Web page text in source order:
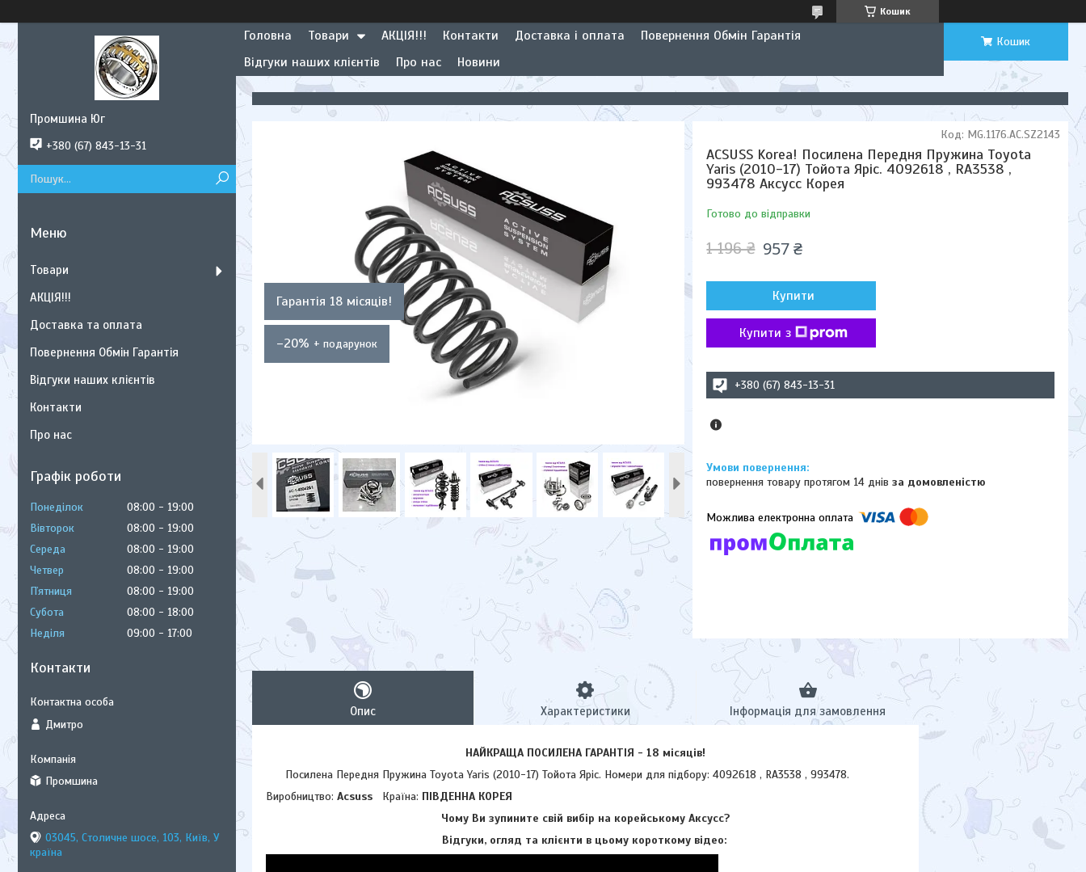
Кошик
Головна Товари АКЦІЯ!!! Контакти Доставка і оплата
Повернення Обмін Гарантія
Відгуки наших клієнтів
Про нас Новини
Кошик
Гарантія 18 місяців!
–20%
ACSUSS Korea! Посилена Передня Пружина Toyota
Yaris (2010-17) Тойота Яріс. 4092618 , RA3538 ,
993478 Аксусс Корея
Готово до відправки
Код: MG.1176.АС.SZ2143
1 196 ₴ 957 ₴
Купити
Купити з
+380 (67) 843-13-31
повернення товару протягом 14 днівза домовленістю
Опис Характеристики Інформація для замовлення
НАЙКРАЩА ПОСИЛЕНА ГАРАНТІЯ - 18 місяців!
Посилена Передня Пружина Toyota Yaris (2010-17) Тойота Яріс. Номери для підбору: 4092618 , RA3538 , 993478.
Виробництво: Acsuss Країна: ПІВДЕННА КОРЕЯ
Чому Ви зупините свій вибір на корейському Аксусс?
Відгуки, огляд та клієнти в цьому короткому відео:
Промшина Юг
+380 (67) 843-13-31
Товари
АКЦІЯ!!!
Доставка та оплата
Повернення Обмін Гарантія
Відгуки наших клієнтів
Контакти
Про нас
Графік роботи
Понеділок 08:00
19:00
Вівторок
08:00
19:00
Середа
08:00
19:00
Четвер
08:00
19:00
Пʼятниця
08:00
19:00
Субота
08:00
18:00
Неділя
09:00 17:00
Контакти
Дмитро
Промшина
03045, Столичне шосе, 103, Київ, У
країна